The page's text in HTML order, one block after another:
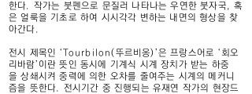
한다. 작가는 붓펜으로 문질러 나타나는 우연한 붓자국, 혹
은 얼룩을 기초로 하여 시시각각 변하는 내면의 형상을 찾
아간다.
전시 제목인 ‘Tourbilon(뚜르비옹)’은 프랑스어로 ‘회오
리바람’이란 뜻인 동시에 기계식 시계 장치가 받는 하중
을 상쇄시켜 중력에 의한 오차를 줄여주는 시계의 메커니
즘을 뜻한다. 전시기간 중 진행되는 유재연 작가의 현장드